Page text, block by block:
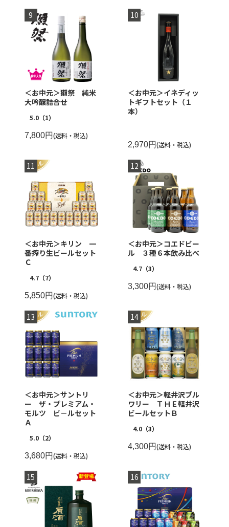
＜お中元＞獺祭 純米
大吟醸詰合せ
5.0（1）
7,800円(送料・税込)
＜お中元＞イネディッ
トギフトセット（１
本）
2,970円(送料・税込)
＜お中元＞キリン 一
番搾り生ビールセット
Ｃ
4.7（7）
5,850円(送料・税込)
＜お中元＞コエドビー
ル ３種６本飲み比べ
4.7 （3）
3,300円(送料・税込)
＜お中元＞サントリ
ー ザ・プレミアム・
モルツ ビ－ルセット
Ａ
5.0（2）
3,680円(送料・税込)
＜お中元＞軽井沢ブル
ワリー ＴＨＥ軽井沢
ビールセットＢ
4.0 （3）
4,300円(送料・税込)